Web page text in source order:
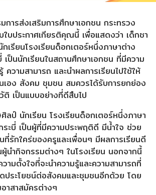
การส่งเสริมการศึกษาเอกชน กระทรวง
บประกาศเกียรติคุณนี้ เพื่อแสดงว่า เด็กชา
เรียนโรงเรียนด็อกเตอร์หนึ่งภาษาต่าง
เป็นนักเรียนในสถานศึกษาเอกชน ที่มีความ
วามสามารถ และนำผลการเรียนไปใช้ให้
เอง สังคม ชุมชน สมควรได้รับการยกย่อง
ติ เป็นแบบอย่างที่ดีสืบไป
ลป์ นักเรียน โรงเรียนด็อกเตอร์หนึ่งภาษา
ระบี่ เป็นผู้ที่มีความประพฤติดี มีน้ำใจ ช่วย
ที่รักใคร่ของครูและเพื่อนๆ มีผลการเรียนดี
นำกิจกรรมต่างๆ ในโรงเรียน นอกจากนี้
ามตั้งใจที่จะนำความรู้และความสามารถที่
ดประโยชน์ต่อสังคมและชุมชนอีกด้วย โดย
าสาสมัครต่างๆ